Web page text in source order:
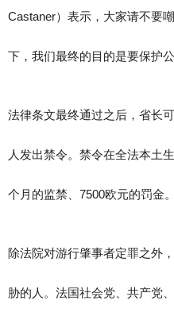
Castaner）表示，大家请不要
下，我们最终的目的是要保护
法律条文最终通过之后，省长
人发出禁令。禁令在全法本土
个月的监禁、7500欧元的罚金。
除法院对游行肇事者定罪之外
胁的人。法国社会党、共产党